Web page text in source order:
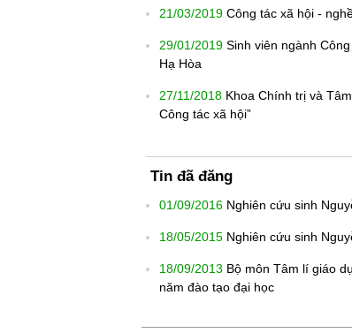
21/03/2019 Công tác xã hội -
29/01/2019 Sinh viên ngành
Hạ Hòa
27/11/2018 Khoa Chính trị và
Công tác xã hội”
Tin đã đăng
01/09/2016 Nghiên cứu sinh
18/05/2015 Nghiên cứu sinh
18/09/2013 Bộ môn Tâm lí giáo
năm đào tạo đại học